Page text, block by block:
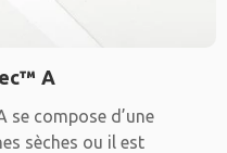
A
se compose d’une
sèches ou il est